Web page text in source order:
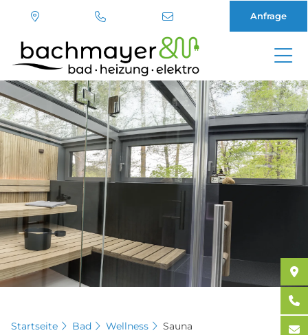
Direkt
zum
Inhalt
Anfrage
Startseite Bad Wellness Sauna